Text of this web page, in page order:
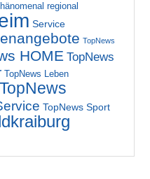
regional
Service
TopNews
HOME TopNews
TopNews Leben
TopNews
TopNews Sport